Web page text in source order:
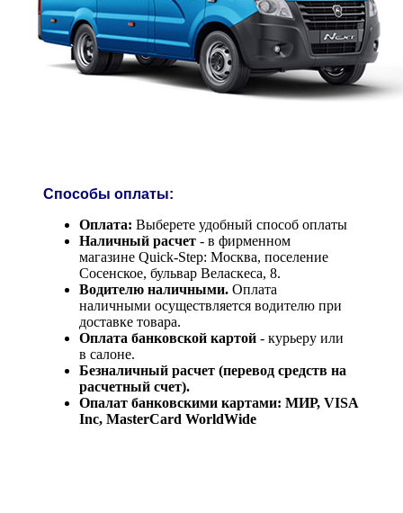
Способы оплаты:
Оплата: Выберете удобный способ оплаты
Наличный расчет - в фирменном
магазине Quick-Step: Москва, поселение
Сосенское, бульвар Веласкеса, 8.
Водителю наличными. Оплата
наличными осуществляется водителю при
доставке товара.
Оплата банковской картой - курьеру или
в салоне.
Безналичный расчет (перевод средств на
расчетный счет).
Опалат банковскими картами: МИР, VISA
Inc, MasterCard WorldWide